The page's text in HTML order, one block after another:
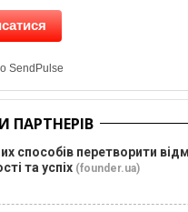
SendPulse
ПАРТНЕРІВ
способів перетворити
та успіх (founder.ua)